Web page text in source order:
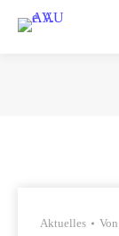
Aktuelles Von